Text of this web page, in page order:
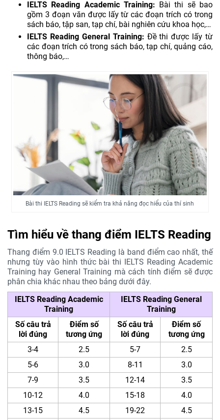
Tài liệu Reading IELTS band 4.5 – 5.0
Sách IELTS Reading band 6.0 – 7.0
Những mẹo giúp bạn luyện IELTS Reading online cực hiệu
quả
Mc IELTS – Trung tâm luyện IELTS Reading online tốt nhất
IELTS Reading Academic Training: Bài thi sẽ bao
gồm 3 đoạn văn được lấy từ các đoạn trích có trong
sách báo, tập san, tạp chí, bài nghiên cứu khoa học,…
IELTS Reading General Training: Đề thi được lấy từ
các đoạn trích có trong sách báo, tạp chí, quảng cáo,
thông báo,…
Bài thi IELTS Reading sẽ kiểm tra khả năng đọc hiểu của thí sinh
Tìm hiểu về thang điểm IELTS Reading
Thang điểm 9.0 IELTS Reading là band điểm cao nhất, thế
nhưng tùy vào hình thức bài thi IELTS Reading Academic
Training hay General Training mà cách tính điểm sẽ được
phân chia khác nhau theo bảng dưới đây.
IELTS Reading Academic
Training
IELTS Reading General
Training
Số câu trả
lời đúng
Điểm số
tương ứng
Số câu trả
lời đúng
Điểm số
tương ứng
3-4
2.5 5-7
2.5
5-6
3.0 8-11
3.0
7-9
3.5 12-14
3.5
10-12
4.0 15-18
4.0
13-15
4.5 19-22
4.5